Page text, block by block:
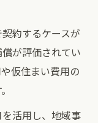
約するケースが
が評価されてい
仮住まい費用の
活用し、地域事